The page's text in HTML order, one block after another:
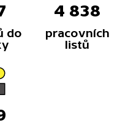
do
4 838
pracovních
listů